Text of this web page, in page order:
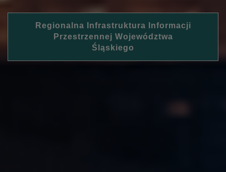
Regionalna Infrastruktura Informacji
Przestrzennej Województwa
Śląskiego